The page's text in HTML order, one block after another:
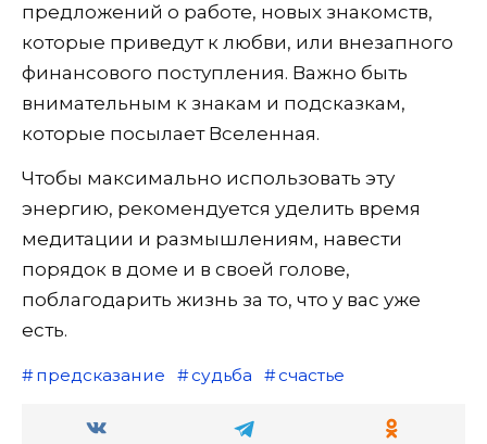
предложений о работе, новых знакомств,
которые приведут к любви, или внезапного
финансового поступления. Важно быть
внимательным к знакам и подсказкам,
которые посылает Вселенная.
Чтобы максимально использовать эту
энергию, рекомендуется уделить время
медитации и размышлениям, навести
порядок в доме и в своей голове,
поблагодарить жизнь за то, что у вас уже
есть.
предсказание судьба счастье